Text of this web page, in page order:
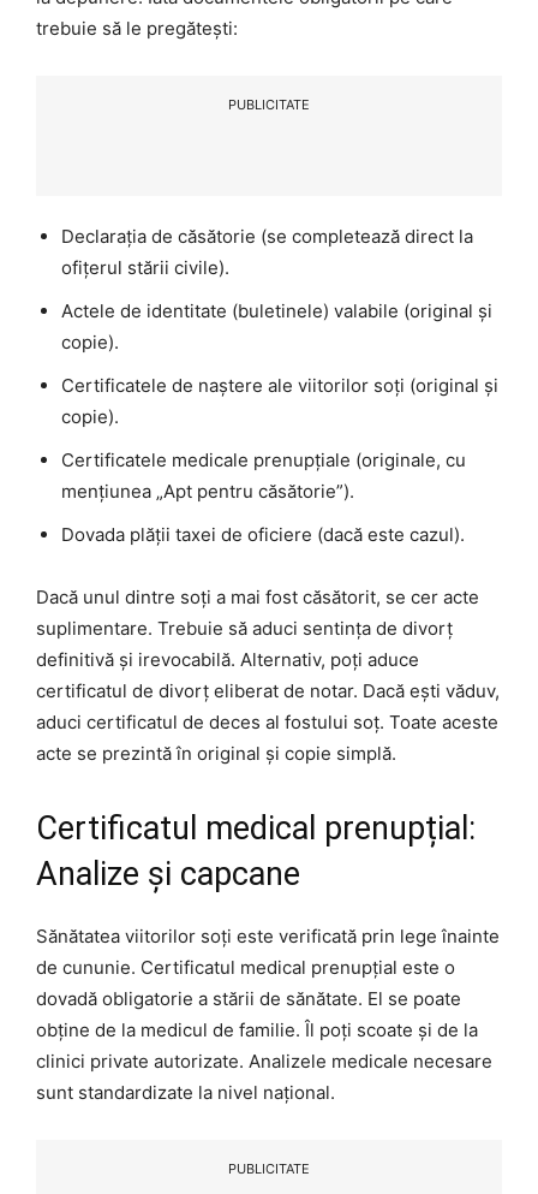
trebuie să le pregătești:
PUBLICITATE
Declarația de căsătorie (se completează direct la
ofițerul stării civile).
Actele de identitate (buletinele) valabile (original și
copie).
Certificatele de naștere ale viitorilor soți (original și
copie).
Certificatele medicale prenupțiale (originale, cu
mențiunea „Apt pentru căsătorie”).
Dovada plății taxei de oficiere (dacă este cazul).
Dacă unul dintre soți a mai fost căsătorit, se cer acte
suplimentare. Trebuie să aduci sentința de divorț
definitivă și irevocabilă. Alternativ, poți aduce
certificatul de divorț eliberat de notar. Dacă ești văduv,
aduci certificatul de deces al fostului soț. Toate aceste
acte se prezintă în original și copie simplă.
Certificatul medical prenupțial:
Analize și capcane
Sănătatea viitorilor soți este verificată prin lege înainte
de cununie. Certificatul medical prenupțial este o
dovadă obligatorie a stării de sănătate. El se poate
obține de la medicul de familie. Îl poți scoate și de la
clinici private autorizate. Analizele medicale necesare
sunt standardizate la nivel național.
PUBLICITATE